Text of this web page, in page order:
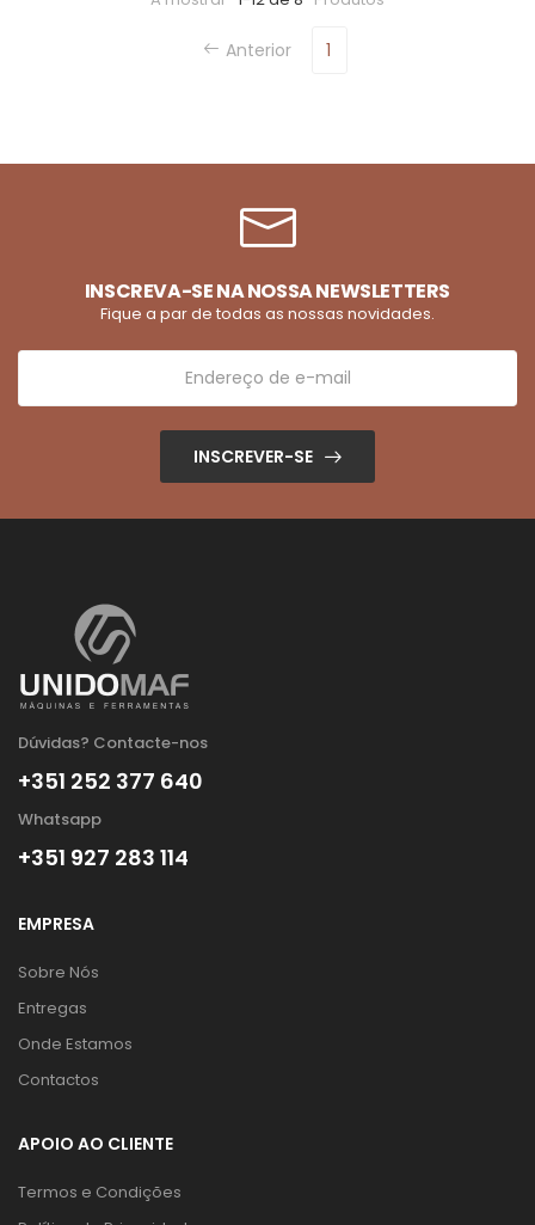
Anterior 1
INSCREVA-SE NA NOSSA NEWSLETTERS
Fique a par de todas as nossas novidades.
INSCREVER-SE
Dúvidas? Contacte-nos
+351 252 377 640
Whatsapp
+351 927 283 114
EMPRESA
Sobre Nós
Entregas
Onde Estamos
Contactos
APOIO AO CLIENTE
Termos e Condições